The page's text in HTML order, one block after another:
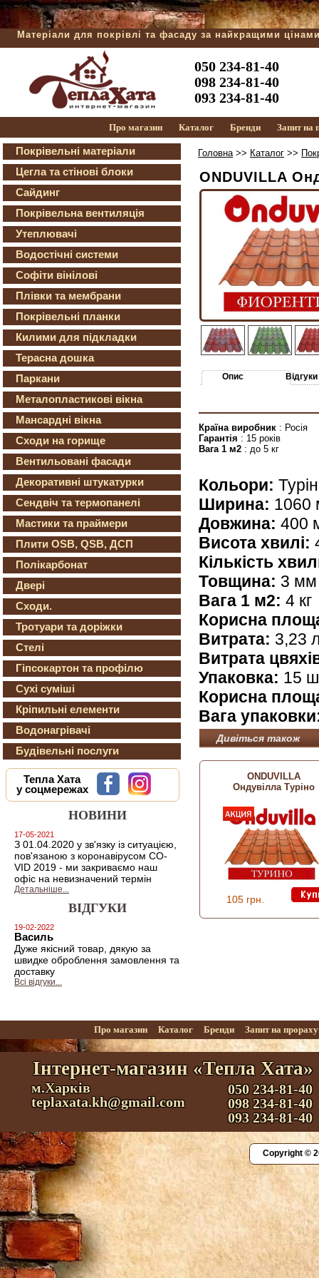
Матеріали для покрівлі та фасаду за найкращими
050 234-81-40
098 234-81-40
093 234-81-40
Про магазин Каталог Бренди Запит на
Покрівельні матеріали
Цегла та стінові блоки
Сайдинг
Покрівельна вентиляція
Утеплювачі
Водостічні системи
Софіти вінілові
Плівки та мембрани
Покрівельні планки
Килими для підкладки
Терасна дошка
Паркани
Металопластикові вікна
Мансардні вікна
Сходи на горище
Вентильовані фасади
Декоративні штукатурки
Сендвіч та термопанелі
Мастики та праймери
Плити OSB, QSB, ДСП
Полікарбонат
Двері
Сходи.
Тротуари та доріжки
Стелі
Гіпсокартон та профілю
Сухі суміші
Кріпильні елементи
Водонагрівачі
Будівельні послуги
Тепла Хата
у соцмережах
НОВИНИ
17-05-2021
З 01.04.2020 у зв'язку із ситуацією,
пов'язаною з коронавірусом CO-
VID 2019 - ми закриваємо наш
офіс на невизначений термін
Детальніше...
ВІДГУКИ
19-02-2022
Василь
Дуже якісний товар, дякую за
швидке оброблення замовлення та
доставку
Всі відгуки...
Головна>> Каталог >>
ONDUVILLA
Опис Відгуки
Країна виробник : Росія
Гарантія : 15 років
Вага 1 м2 : до 5 кг
Кольори:
Ширина: 1060
Довжина: 400
Висота хвилі:
Кількість
Товщина: 3 мм
Вага 1 м2: 4 кг
Корисна
Витрата: 3,23
Витрата
Упаковка: 15
Корисна
Вага
Дивіться також
ONDUVILLA
Ондувілла Туріно
105 грн.
Про магазин Каталог Бренди Запит на
Інтернет-магазин «Тепла Хата»
м.Харків
teplaxata.kh@gmail.com
050 234-81-40
098 234-81-40
093 234-81-40
Copyright ©